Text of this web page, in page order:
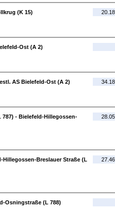
(K 15)
Ost (A 2)
AS Bielefeld-Ost (A 2)
- Bielefeld-Hillegossen-
Breslauer Straße (L
Osningstraße (L 788)